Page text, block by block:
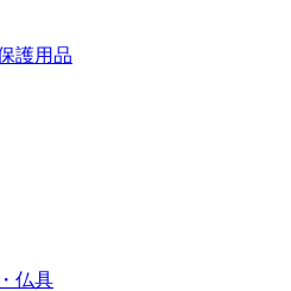
護用品
仏具